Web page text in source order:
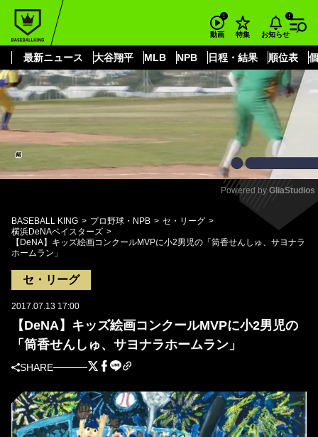
動画 特集 お知らせ
最新ニュース 大谷翔平 MLB NPB 日程・結果 順位表
もっと見る
Mute
Powered by GliaStudios
BASEBALL KING プロ野球・NPB
セ・リーグ
横浜DeNAベイスターズ
【DeNA】キッズ絵画コンクールMVPに小2男児の「筒香せんしゅ、サヨナラ
ホームラン」
セ・リーグ
2017.07.13 17:00
【DeNA】キッズ絵画コンクールMVPに小2男児の
「筒香せんしゅ、サヨナラホームラン」
SHARE